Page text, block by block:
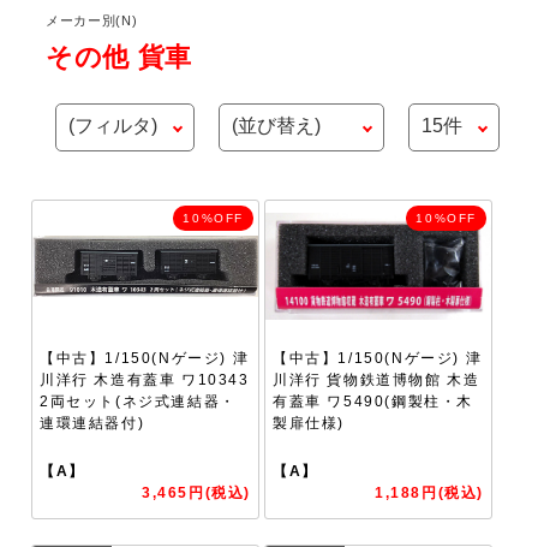
メーカー別(N)
その他 貨車
10%OFF
【中古】1/150(Nゲージ) 津
川洋行 木造有蓋車 ワ10343
2両セット(ネジ式連結器・
連環連結器付)
【A】
3,465円(税込)
10%OFF
【中古】1/150(Nゲージ) 津
川洋行 貨物鉄道博物館 木造
有蓋車 ワ5490(鋼製柱・木
製扉仕様)
【A】
1,188円(税込)